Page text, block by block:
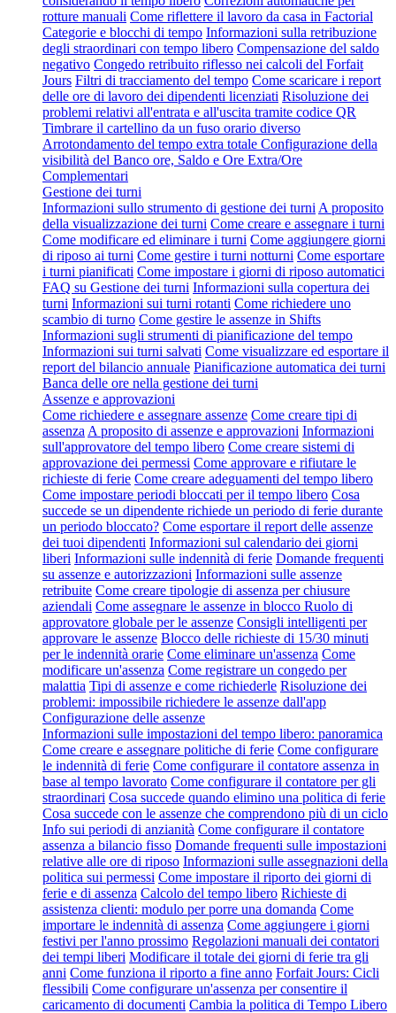
rotture manuali Come riflettere il lavoro da casa in Factorial
Categorie e blocchi di tempo Informazioni sulla retribuzione
degli straordinari con tempo libero Compensazione del saldo
negativo Congedo retribuito riflesso nei calcoli del Forfait
Jours Filtri di tracciamento del tempo Come scaricare i report
delle ore di lavoro dei dipendenti licenziati Risoluzione dei
problemi relativi all'entrata e all'uscita tramite codice QR
Timbrare il cartellino da un fuso orario diverso
Arrotondamento del tempo extra totale Configurazione della
visibilità del Banco ore, Saldo e Ore Extra/Ore
Complementari
Gestione dei turni
Informazioni sullo strumento di gestione dei turni A proposito
della visualizzazione dei turni Come creare e assegnare i turni
Come modificare ed eliminare i turni Come aggiungere giorni
di riposo ai turni Come gestire i turni notturni Come esportare
i turni pianificati Come impostare i giorni di riposo automatici
FAQ su Gestione dei turni Informazioni sulla copertura dei
turni Informazioni sui turni rotanti Come richiedere uno
scambio di turno Come gestire le assenze in Shifts
Informazioni sugli strumenti di pianificazione del tempo
Informazioni sui turni salvati Come visualizzare ed esportare il
report del bilancio annuale Pianificazione automatica dei turni
Banca delle ore nella gestione dei turni
Assenze e approvazioni
Come richiedere e assegnare assenze Come creare tipi di
assenza A proposito di assenze e approvazioni Informazioni
sull'approvatore del tempo libero Come creare sistemi di
approvazione dei permessi Come approvare e rifiutare le
richieste di ferie Come creare adeguamenti del tempo libero
Come impostare periodi bloccati per il tempo libero Cosa
succede se un dipendente richiede un periodo di ferie durante
un periodo bloccato? Come esportare il report delle assenze
dei tuoi dipendenti Informazioni sul calendario dei giorni
liberi Informazioni sulle indennità di ferie Domande frequenti
su assenze e autorizzazioni Informazioni sulle assenze
retribuite Come creare tipologie di assenza per chiusure
aziendali Come assegnare le assenze in blocco Ruolo di
approvatore globale per le assenze Consigli intelligenti per
approvare le assenze Blocco delle richieste di 15/30 minuti
per le indennità orarie Come eliminare un'assenza Come
modificare un'assenza Come registrare un congedo per
malattia Tipi di assenze e come richiederle Risoluzione dei
problemi: impossibile richiedere le assenze dall'app
Configurazione delle assenze
Informazioni sulle impostazioni del tempo libero: panoramica
Come creare e assegnare politiche di ferie Come configurare
le indennità di ferie Come configurare il contatore assenza in
base al tempo lavorato Come configurare il contatore per gli
straordinari Cosa succede quando elimino una politica di ferie
Cosa succede con le assenze che comprendono più di un ciclo
Info sui periodi di anzianità Come configurare il contatore
assenza a bilancio fisso Domande frequenti sulle impostazioni
relative alle ore di riposo Informazioni sulle assegnazioni della
politica sui permessi Come impostare il riporto dei giorni di
ferie e di assenza Calcolo del tempo libero Richieste di
assistenza clienti: modulo per porre una domanda Come
importare le indennità di assenza Come aggiungere i giorni
festivi per l'anno prossimo Regolazioni manuali dei contatori
dei tempi liberi Modificare il totale dei giorni di ferie tra gli
anni Come funziona il riporto a fine anno Forfait Jours: Cicli
flessibili Come configurare un'assenza per consentire il
caricamento di documenti Cambia la politica di Tempo Libero